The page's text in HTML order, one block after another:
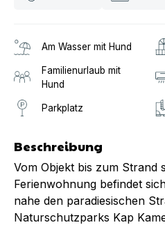
Am Wasser mit Hund
Familienurlaub mit
Hund
Parkplatz
Beschreibung
Vom Objekt bis zum Strand
Ferienwohnung befindet
nahe den paradiesischen
Naturschutzparks Kap